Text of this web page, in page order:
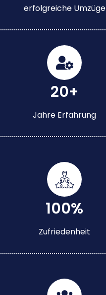
erfolgreiche Umzüge
20+
Jahre Erfahrung
100%
Zufriedenheit